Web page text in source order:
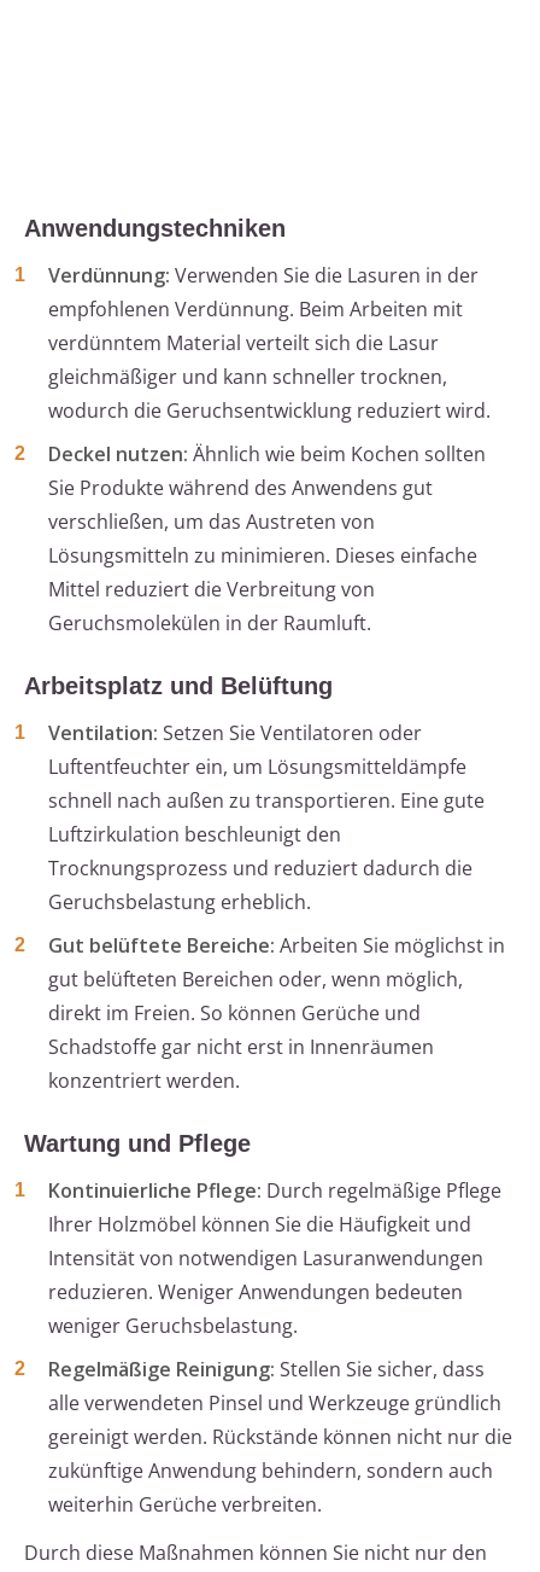
Anwendungstechniken
Verdünnung: Verwenden Sie die Lasuren in der
empfohlenen Verdünnung. Beim Arbeiten mit
verdünntem Material verteilt sich die Lasur
gleichmäßiger und kann schneller trocknen,
wodurch die Geruchsentwicklung reduziert wird.
Deckel nutzen: Ähnlich wie beim Kochen sollten
Sie Produkte während des Anwendens gut
verschließen, um das Austreten von
Lösungsmitteln zu minimieren. Dieses einfache
Mittel reduziert die Verbreitung von
Geruchsmolekülen in der Raumluft.
Arbeitsplatz und Belüftung
Ventilation: Setzen Sie Ventilatoren oder
Luftentfeuchter ein, um Lösungsmitteldämpfe
schnell nach außen zu transportieren. Eine gute
Luftzirkulation beschleunigt den
Trocknungsprozess und reduziert dadurch die
Geruchsbelastung erheblich.
Gut belüftete Bereiche: Arbeiten Sie möglichst in
gut belüfteten Bereichen oder, wenn möglich,
direkt im Freien. So können Gerüche und
Schadstoffe gar nicht erst in Innenräumen
konzentriert werden.
Wartung und Pflege
Kontinuierliche Pflege: Durch regelmäßige Pflege
Ihrer Holzmöbel können Sie die Häufigkeit und
Intensität von notwendigen Lasuranwendungen
reduzieren. Weniger Anwendungen bedeuten
weniger Geruchsbelastung.
Regelmäßige Reinigung: Stellen Sie sicher, dass
alle verwendeten Pinsel und Werkzeuge gründlich
gereinigt werden. Rückstände können nicht nur die
zukünftige Anwendung behindern, sondern auch
weiterhin Gerüche verbreiten.
Durch diese Maßnahmen können Sie nicht nur den